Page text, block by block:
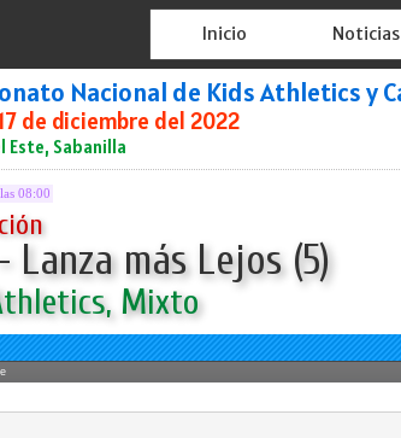
Inicio Noticias
Nacional de Kids Athletics y
de diciembre del 2022
Este, Sabanilla
08:00
Lanza más Lejos (5)
Mixto